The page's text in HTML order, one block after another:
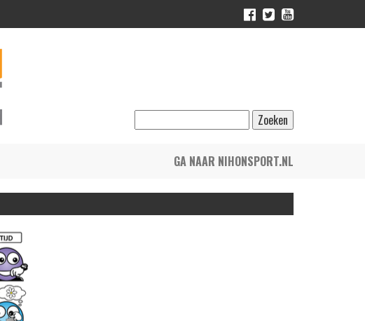
GA NAAR NIHONSPORT.NL